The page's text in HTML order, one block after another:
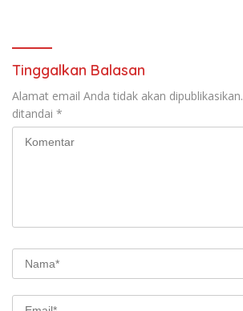
Tinggalkan Balasan
Alamat email Anda tidak akan dipublikasikan.
ditandai *